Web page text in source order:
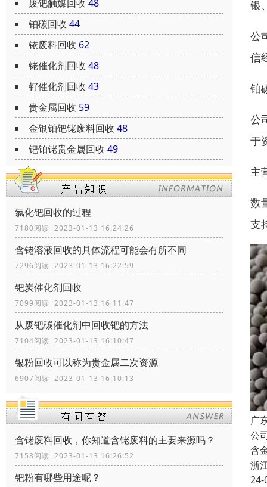
废钯触媒回收 48
铂碳回收 44
铱废料回收 62
铑催化剂回收 48
钌催化剂回收 43
贵金属回收 59
金银铂钯铑废料回收 48
钯铂铑贵金属回收 49
氯化钯回收的过程
7180阅读 2023-01-13 16:24:26
含铑溶液回收的具体流程可能会有所不同
7296阅读 2023-01-13 16:22:59
钯炭催化剂回收
7099阅读 2023-01-13 16:11:47
从废钯碳催化剂中回收钯的方法
7104阅读 2023-01-13 16:10:47
银粉回收可以称为贵金属二次资源
6907阅读 2023-01-13 16:10:13
含铑废料回收，你知道含铑废料的主要来源吗？
7158阅读 2023-01-13 16:26:52
钯粉有哪些用途呢？
银
公
信
铂
公
于
主
数
支
广
公
含
浙
24-